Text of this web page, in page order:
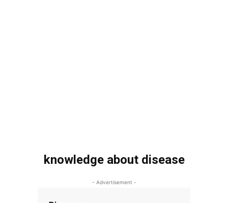
knowledge about disease
- Advertisement -